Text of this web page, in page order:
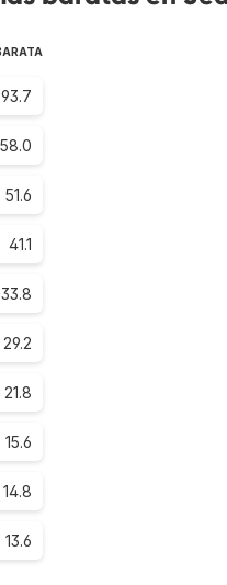
93.7
58.0
51.6
41.1
33.8
29.2
21.8
15.6
14.8
13.6